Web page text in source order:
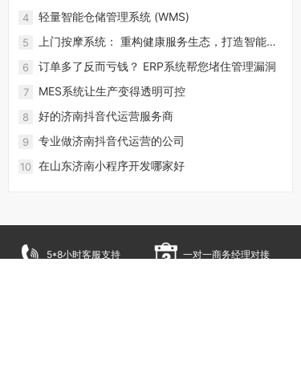
字化智能工厂
4 轻量智能仓储管理系统 (WMS)
5
上门按摩系统： 重构健康服务生态，打造智能化
预约服务新体验
6 订单多了反而亏钱？ ERP系统帮您堵住管理漏洞
7 MES系统让生产变得透明可控
8 好的济南抖音代运营服务商
9 专业做济南抖音代运营的公司
10 在山东济南小程序开发哪家好
5*8小时客服支持 一对一商务经理对接